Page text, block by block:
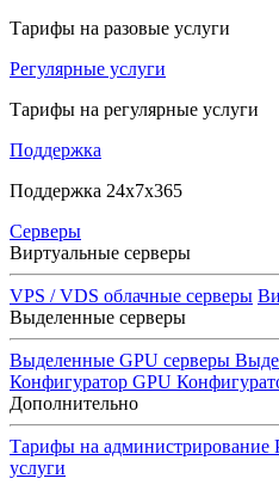
Тарифы на разовые услуги
Регулярные услуги
Тарифы на регулярные услуги
Поддержка
Поддержка 24x7x365
Серверы
Виртуальные серверы
VPS / VDS облачные серверы
Выделенные серверы
Выделенные GPU серверы
Конфигуратор GPU
Дополнительно
Тарифы на администрирование
услуги